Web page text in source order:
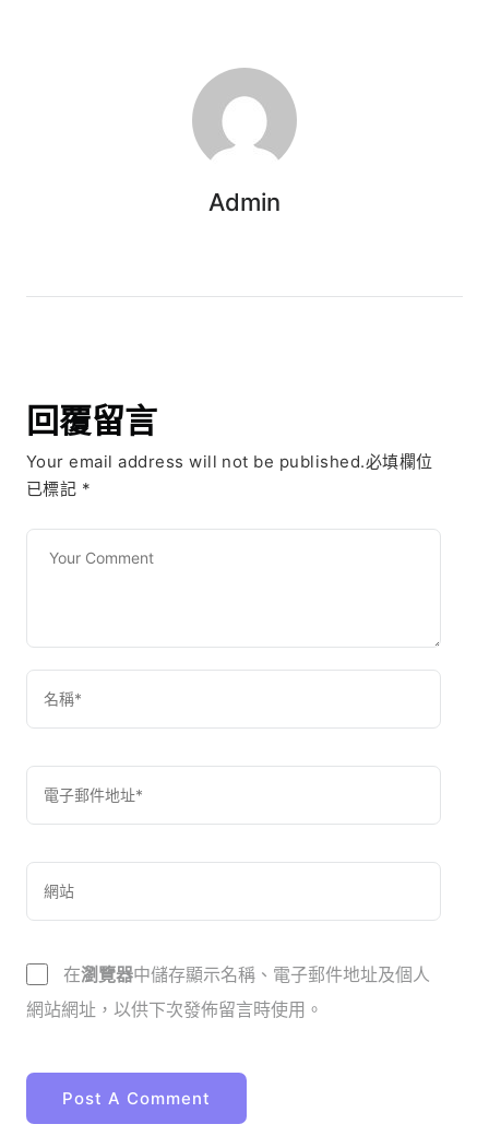
Admin
回覆留言
Your email address will not be published.必填欄位
已標記 *
在瀏覽器中儲存顯示名稱、電子郵件地址及個人
網站網址，以供下次發佈留言時使用。